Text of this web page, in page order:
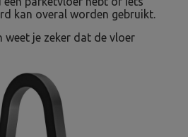
kan overal worden gebruikt.
weet je zeker dat de vloer